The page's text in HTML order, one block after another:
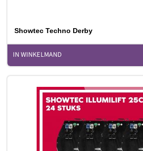
Showtec Techno Derby
IN WINKELMAND